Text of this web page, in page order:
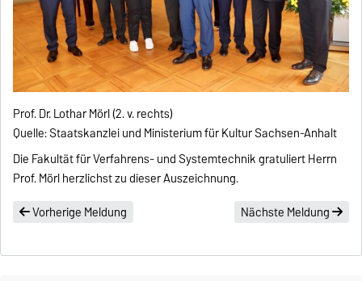
Prof. Dr. Lothar Mörl (2. v. rechts)
Quelle: Staatskanzlei und Ministerium für Kultur Sachsen-Anhalt
Die Fakultät für Verfahrens- und Systemtechnik gratuliert Herrn
Prof. Mörl herzlichst zu dieser Auszeichnung.
Vorherige Meldung
Nächste Meldung